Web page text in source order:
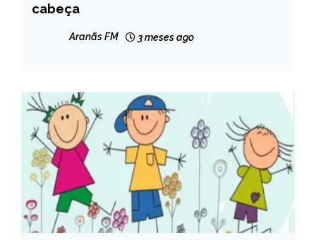
COLUNAS
cabeça
Aranãs FM 3 meses ago